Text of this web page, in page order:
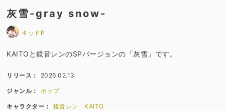
灰雪-gray snow-
キッドP
KAITOと鏡音レンのSPバージョンの「灰雪」です。
リリース： 2026.02.13
ジャンル： ポップ
キャラクター： 鏡音レン KAITO